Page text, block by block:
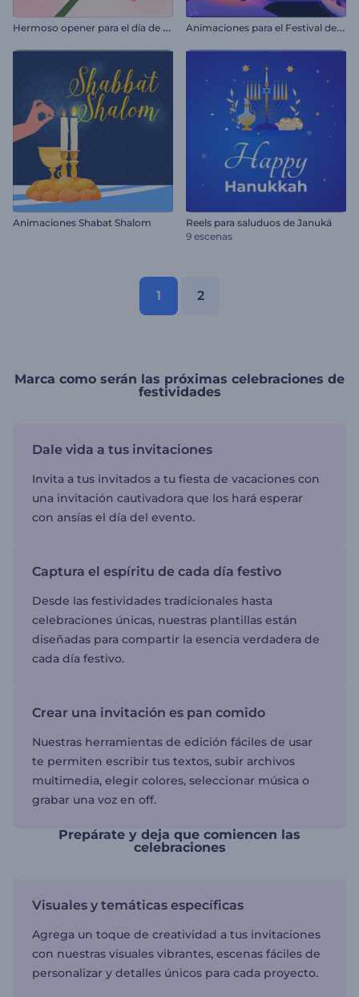
H
ermoso opener para el día de San Valentín A
nimaciones para el Festival de los Faroles
Animaciones Shabat Shalom
Reels para saluduos de Januká
9 escenas
1 2
Marca como serán las próximas celebraciones de
festividades
Dale vida a tus invitaciones
Invita a tus invitados a tu fiesta de vacaciones con
una invitación cautivadora que los hará esperar
con ansías el día del evento.
Captura el espíritu de cada día festivo
Desde las festividades tradicionales hasta
celebraciones únicas, nuestras plantillas están
diseñadas para compartir la esencia verdadera de
cada día festivo.
Crear una invitación es pan comido
Nuestras herramientas de edición fáciles de usar
te permiten escribir tus textos, subir archivos
multimedia, elegir colores, seleccionar música o
grabar una voz en off.
Prepárate y deja que comiencen las
celebraciones
Visuales y temáticas específicas
Agrega un toque de creatividad a tus invitaciones
con nuestras visuales vibrantes, escenas fáciles de
personalizar y detalles únicos para cada proyecto.